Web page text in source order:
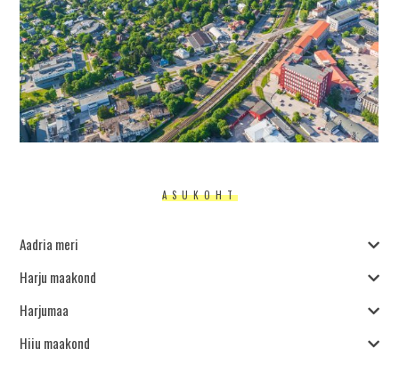
ASUKOHT
Aadria meri
Harju maakond
Harjumaa
Hiiu maakond